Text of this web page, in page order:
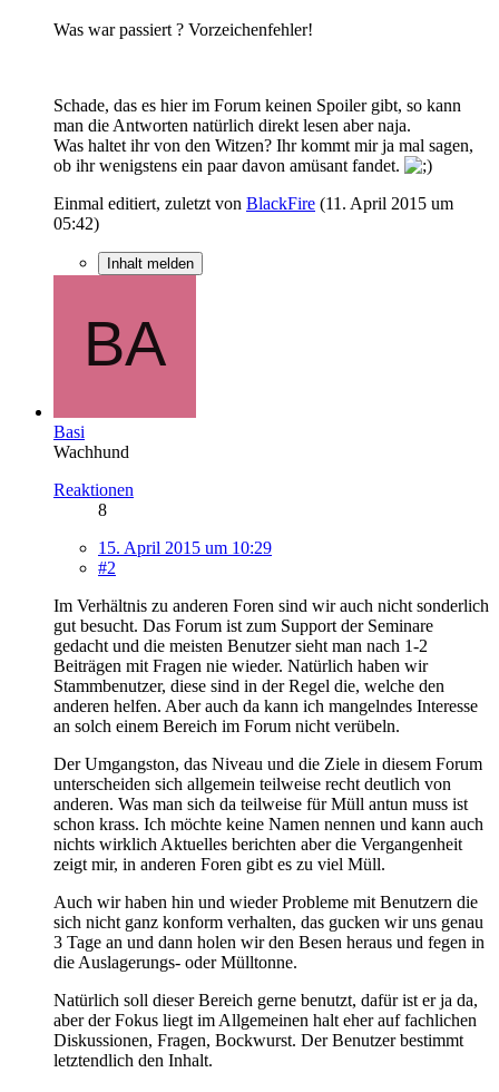
Was war passiert ? Vorzeichenfehler!
Schade, das es hier im Forum keinen Spoiler gibt, so kann
man die Antworten natürlich direkt lesen aber naja.
Was haltet ihr von den Witzen? Ihr kommt mir ja mal sagen,
ob ihr wenigstens ein paar davon amüsant fandet.
Einmal editiert, zuletzt von BlackFire (11. April 2015 um
05:42)
Inhalt melden
Basi
Wachhund
Reaktionen
8
15. April 2015 um 10:29
#2
Im Verhältnis zu anderen Foren sind wir auch nicht sonderlich
gut besucht. Das Forum ist zum Support der Seminare
gedacht und die meisten Benutzer sieht man nach 1-2
Beiträgen mit Fragen nie wieder. Natürlich haben wir
Stammbenutzer, diese sind in der Regel die, welche den
anderen helfen. Aber auch da kann ich mangelndes Interesse
an solch einem Bereich im Forum nicht verübeln.
Der Umgangston, das Niveau und die Ziele in diesem Forum
unterscheiden sich allgemein teilweise recht deutlich von
anderen. Was man sich da teilweise für Müll antun muss ist
schon krass. Ich möchte keine Namen nennen und kann auch
nichts wirklich Aktuelles berichten aber die Vergangenheit
zeigt mir, in anderen Foren gibt es zu viel Müll.
Auch wir haben hin und wieder Probleme mit Benutzern die
sich nicht ganz konform verhalten, das gucken wir uns genau
3 Tage an und dann holen wir den Besen heraus und fegen in
die Auslagerungs- oder Mülltonne.
Natürlich soll dieser Bereich gerne benutzt, dafür ist er ja da,
aber der Fokus liegt im Allgemeinen halt eher auf fachlichen
Diskussionen, Fragen, Bockwurst. Der Benutzer bestimmt
letztendlich den Inhalt.